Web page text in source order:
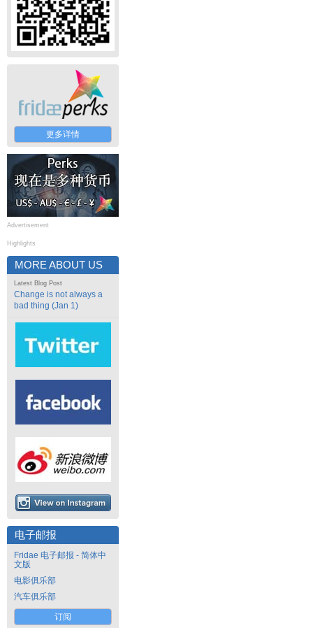
更多详情
Advertisement
Highlights
MORE ABOUT US
Latest Blog Post
Change is not always a
bad thing (Jan 1)
电子邮报
Fridae 电子邮报 - 简体中
文版
电影俱乐部
汽车俱乐部
订阅